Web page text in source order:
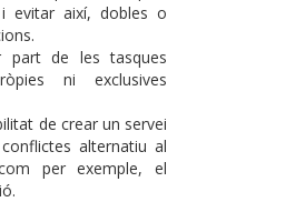
evitar així, dobles o
part de les tasques
ni exclusives
de crear un servei
alternatiu al
per exemple, el